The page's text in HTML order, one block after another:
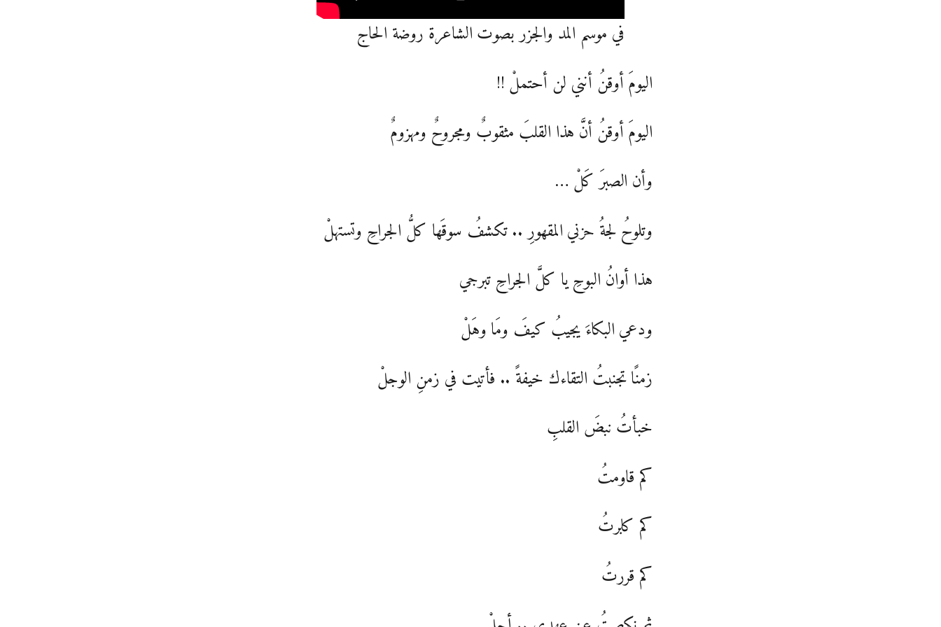
في موسم المد والجزر بصوت الشاعرة روضة الحاج
اليومَ أوقنُ أنني لن أحتملْ !!
اليومَ أوقنُ أنَّ هذا القلبَ مثقوبٌ ومجروحٌ ومهزومٌ
وأن الصبرَ كَلْ …
وتلوحُ لجةُ حزني المقهورِ .. تكشفُ سوقَها كلُّ الجراحِ وتستهلْ
هذا أوانُ البوحِ يا كلَّ الجراحِ تبرجي
ودعي البكاءَ يجيبُ كيفَ ومَا وهَلْ
زمنًا تجنبتُ التقاءك خيفةً .. فأتيت في زمنِ الوجلْ
خبأتُ نبضَ القلبِ
كم قاومتُ
كم كابرتُ
كم قررتُ